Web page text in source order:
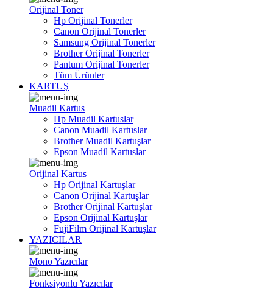
Orijinal Toner
Hp Orijinal Tonerler
Canon Orijinal Tonerler
Samsung Orijinal Tonerler
Brother Orijinal Tonerler
Pantum Orijinal Tonerler
Tüm Ürünler
KARTUŞ
Muadil Kartus
Hp Muadil Kartuslar
Canon Muadil Kartuslar
Brother Muadil Kartuşlar
Epson Muadil Kartuslar
Orijinal Kartus
Hp Orijinal Kartuşlar
Canon Orijinal Kartuşlar
Brother Orijinal Kartuşlar
Epson Orijinal Kartuşlar
FujiFilm Orijinal Kartuşlar
YAZICILAR
Mono Yazıcılar
Fonksiyonlu Yazıcılar